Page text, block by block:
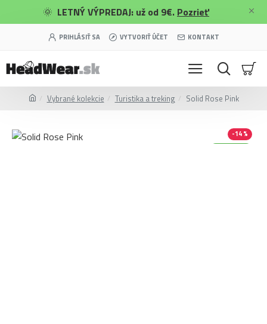
🌞 LETNÝ VÝPREDAJ: už od 9€. Pozrieť
PRIHLÁSIŤ SA VYTVORIŤ ÚČET KONTAKT
Vybrané kolekcie Turistika a treking Solid Rose Pink
-14 %